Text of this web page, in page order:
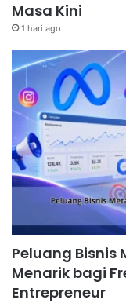
Masa Kini
1 hari ago
Peluang Bisnis
Menarik bagi
Entrepreneur